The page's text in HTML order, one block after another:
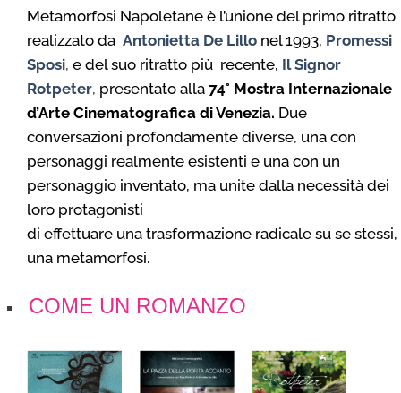
Metamorfosi Napoletane è l’unione del primo ritratto
realizzato da Antonietta De Lillo nel 1993, Promessi
Sposi, e del suo ritratto più recente, Il Signor
Rotpeter, presentato alla 74° Mostra Internazionale
d’Arte Cinematografica di Venezia. Due
conversazioni profondamente diverse, una con
personaggi realmente esistenti e una con un
personaggio inventato, ma unite dalla necessità dei
loro protagonisti
di effettuare una trasformazione radicale su se stessi,
una metamorfosi.
COME UN ROMANZO